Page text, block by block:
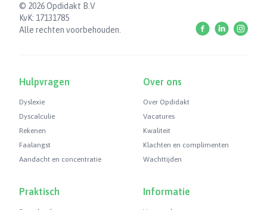
© 2026 Opdidakt B.V
KvK: 17131785
Alle rechten voorbehouden.
Facebook
Linkedin
Hulpvragen
Dyslexie
Dyscalculie
Rekenen
Faalangst
Aandacht en concentratie
Over ons
Over Opdidakt
Vacatures
Kwaliteit
Klachten en complimenten
Wachttijden
Praktisch Informatie